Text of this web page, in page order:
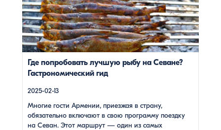
воздух, величественные пейзажи, древние храмы и,
конечно же, местная кухня. На Севане можно посетить
Севанаванк — знаменитый монастырь IX века,
расположенный на полуострове, а также Айраванк,
который менее известен, но не менее […]
Где попробовать лучшую рыбу на Севане?
Гастрономический гид
2025-02-13
Многие гости Армении, приезжая в страну,
обязательно включают в свою программу поездку
на Севан. Этот маршрут — один из самых